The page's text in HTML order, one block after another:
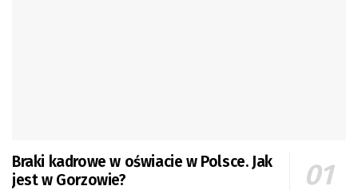
Braki kadrowe w oświacie w Polsce. Jak
jest w Gorzowie?